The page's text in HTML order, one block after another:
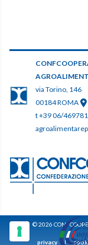
via Torino, 146
00184 ROMA
t +39 06/469781
© 2026
privacy |